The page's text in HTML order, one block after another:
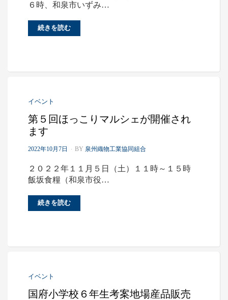
E
N
６時、和泉市いずみ…
続きを読む
イベント
第５回ほっこりマルシェが開催され
ます
P
S
T
E
N
2022年10月7日 BY 泉州織物工業協同組合
２０２２年１１月５日（土）１１時～１５時
飯坂食糧（和泉市役…
続きを読む
イベント
国府小学校６年生考案地場産品販売